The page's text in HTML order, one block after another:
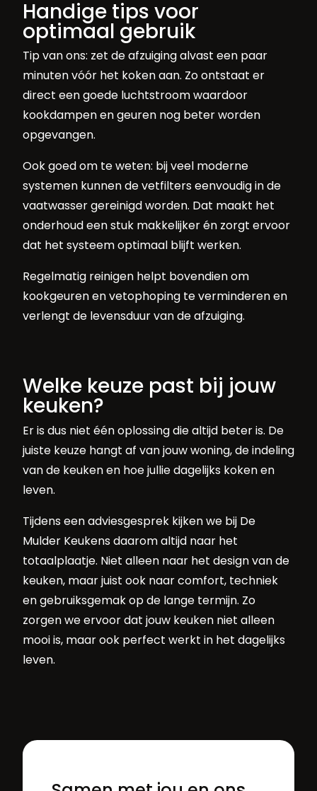
Handige tips voor
optimaal gebruik
Tip van ons: zet de afzuiging alvast een paar
minuten vóór het koken aan. Zo ontstaat er
direct een goede luchtstroom waardoor
kookdampen en geuren nog beter worden
opgevangen.
Ook goed om te weten: bij veel moderne
systemen kunnen de vetfilters eenvoudig in de
vaatwasser gereinigd worden. Dat maakt het
onderhoud een stuk makkelijker én zorgt ervoor
dat het systeem optimaal blijft werken.
Regelmatig reinigen helpt bovendien om
kookgeuren en vetophoping te verminderen en
verlengt de levensduur van de afzuiging.
Welke keuze past bij jouw
keuken?
Er is dus niet één oplossing die altijd beter is. De
juiste keuze hangt af van jouw woning, de indeling
van de keuken en hoe jullie dagelijks koken en
leven.
Tijdens een adviesgesprek kijken we bij De
Mulder Keukens daarom altijd naar het
totaalplaatje. Niet alleen naar het design van de
keuken, maar juist ook naar comfort, techniek
en gebruiksgemak op de lange termijn. Zo
zorgen we ervoor dat jouw keuken niet alleen
mooi is, maar ook perfect werkt in het dagelijks
leven.